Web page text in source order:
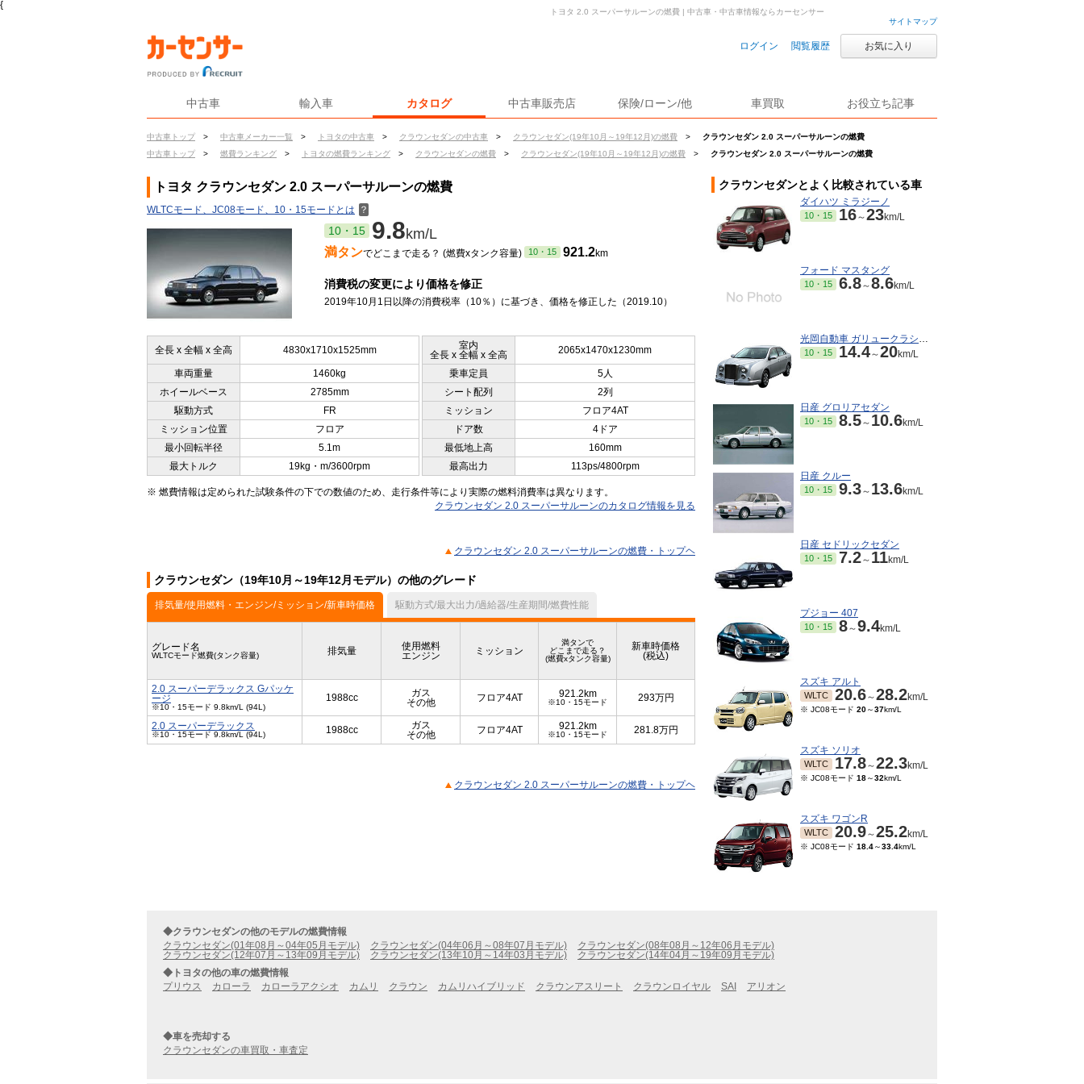
{
サイトマップ
ログイン 閲覧履歴 お気に入り
中古車 輸入車 カタログ 中古車販売店 保険/ローン/他 車買取 お役立ち記事
中古車トップ > 中古車メーカー一覧 > トヨタの中古車 > クラウンセダンの中古車 > クラウンセダン(19年10月～19年12月)の燃費 >
クラウンセダン 2.0 スーパーサルーンの燃費
中古車トップ
> 燃費ランキング > トヨタの燃費ランキング > クラウンセダンの燃費 > クラウンセダン(19年10月～19年12月)の燃費 > クラウンセダン 2.0 スーパーサルーンの燃費
トヨタ 2.0 スーパーサルーンの燃費 | 中古車・中古車情報ならカーセンサー
トヨタ クラウンセダン 2.0 スーパーサルーンの燃費
WLTCモード、JC08モード、10・15モードとは ？
10・15 9.8km/L
満タンでどこまで走る？ (燃費xタンク容量) 10・15 921.2km
消費税の変更により価格を修正
2019年10月1日以降の消費税率（10％）に基づき、価格を修正した（2019.10）
全長 x 全幅 x 全高 4830x1710x1525mm
室内
全長 x 全幅 x 全高
2065x1470x1230mm
車両重量 1460kg 乗車定員
5人
ホイールベース
2785mm シート配列
2列
駆動方式
FR ミッション
フロア4AT
ミッション位置
フロア ドア数
4ドア
最小回転半径
5.1m 最低地上高
160mm
最大トルク
19kg・m/3600rpm 最高出力 113ps/4800rpm
※ 燃費情報は定められた試験条件の下での数値のため、走行条件等により実際の燃料消費率は異なります。
クラウンセダン 2.0 スーパーサルーンのカタログ情報を見る
クラウンセダン 2.0 スーパーサルーンの燃費・トップヘ
クラウンセダン（19年10月～19年12月モデル）の他のグレード
排気量/使用燃料・エンジン/ミッション/新車時価格 駆動方式/最大出力/過給器/生産期間/燃費性能
グレード名
WLTCモード燃費(タンク容量) 排気量
使用燃料
エンジン
ミッション
満タンで
どこまで走る？
(燃費xタンク容量)
新車時価格
(税込)
2.0 スーパーデラックス Gパッケ
ージ
※10・15モード 9.8km/L (94L)
1988cc
ガス
その他
フロア4AT 921.2km
※10・15モード 293万円
2.0 スーパーデラックス
※10・15モード 9.8km/L (94L) 1988cc
ガス
その他
フロア4AT 921.2km
※10・15モード 281.8万円
クラウンセダン 2.0 スーパーサルーンの燃費・トップヘ
クラウンセダンとよく比較されている車
ダイハツ ミラジーノ
10・15 16～23km/L
フォード マスタング
10・15 6.8～8.6km/L
光岡自動車 ガリュークラシック
10・15 14.4～20km/L
日産 グロリアセダン
10・15 8.5～ 10.6km/L
日産 クルー
10・15 9.3～ 13.6km/L
日産 セドリックセダン
10・15 7.2～ 11km/L
プジョー 407
10・15 8～9.4km/L
スズキ アルト
WLTC 20.6～28.2km/L
※ JC08モード 20～37km/L
スズキ ソリオ
WLTC 17.8～22.3km/L
※ JC08モード 18～32km/L
スズキ ワゴンR
WLTC 20.9～25.2km/L
※ JC08モード 18.4～33.4km/L
◆クラウンセダンの他のモデルの燃費情報
クラウンセダン(01年08月～04年05月モデル)
クラウンセダン(04年06月～08年07月モデル)
クラウンセダン(08年08月～12年06月モデル)
クラウンセダン(12年07月～13年09月モデル)
クラウンセダン(13年10月～14年03月モデル)
クラウンセダン(14年04月～19年09月モデル)
◆トヨタの他の車の燃費情報
プリウス
カローラ カローラアクシオ カムリ クラウン カムリハイブリッド クラウンアスリート クラウンロイヤル SAI アリオン
◆車を売却する
クラウンセダンの車買取・車査定